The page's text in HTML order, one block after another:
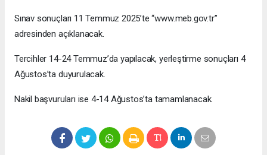
Sınav sonuçları 11 Temmuz 2025’te “www.meb.gov.tr”
adresinden açıklanacak.
Tercihler 14-24 Temmuz’da yapılacak, yerleştirme sonuçları 4
Ağustos’ta duyurulacak.
Nakil başvuruları ise 4-14 Ağustos’ta tamamlanacak.